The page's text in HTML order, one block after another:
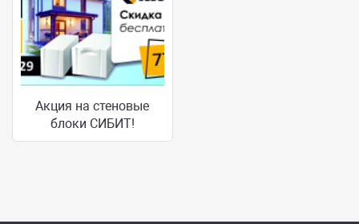
Акция на стеновые
блоки СИБИТ!